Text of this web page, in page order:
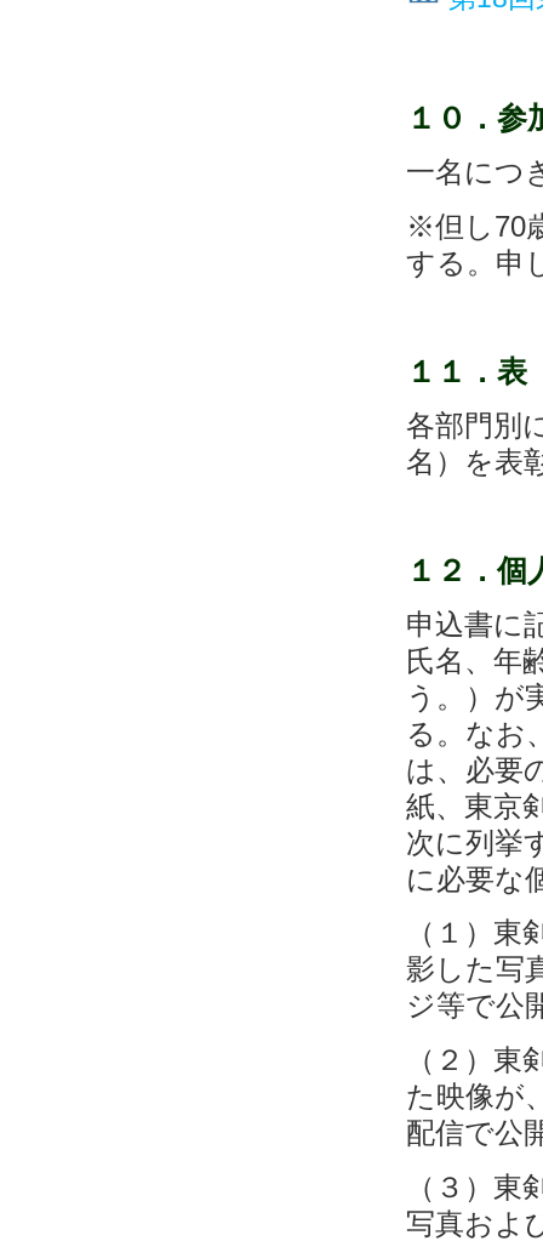
１０．
一名につ
※但し70
する。申
１１
各部門別
名）を表
１２．
申込書に
氏名、年
う。）が
る。なお
は、必要
紙、東京
次に列挙
に必要な
（１）
影した写
ジ等で公
（２）
た映像が
配信で公
（３）
写真およ